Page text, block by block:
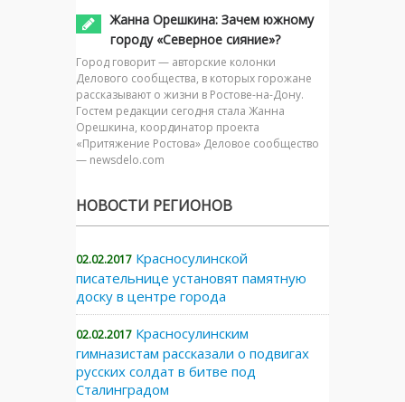
Жанна Орешкина: Зачем южному
городу «Северное сияние»?
Город говорит — авторские колонки
Делового сообщества, в которых горожане
рассказывают о жизни в Ростове-на-Дону.
Гостем редакции сегодня стала Жанна
Орешкина, координатор проекта
«Притяжение Ростова» Деловое сообщество
— newsdelo.com
НОВОСТИ РЕГИОНОВ
02.02.2017 Красносулинской
писательнице установят памятную
доску в центре города
02.02.2017 Красносулинским
гимназистам рассказали о подвигах
русских солдат в битве под
Сталинградом